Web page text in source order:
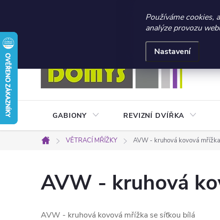
☀️ LETNÍ AKCE
Používáme cookies,
analýze provozu
Nastavení
Přejít
na
obsah
Obchodní podmínky
GABIONY REVIZNÍ DVÍŘKA
Domů
VĚTRACÍ MŘÍŽKY AVW - kruhová kovová
AVW - kruhová
AVW - kruhová kovová mřížka se síťkou bílá